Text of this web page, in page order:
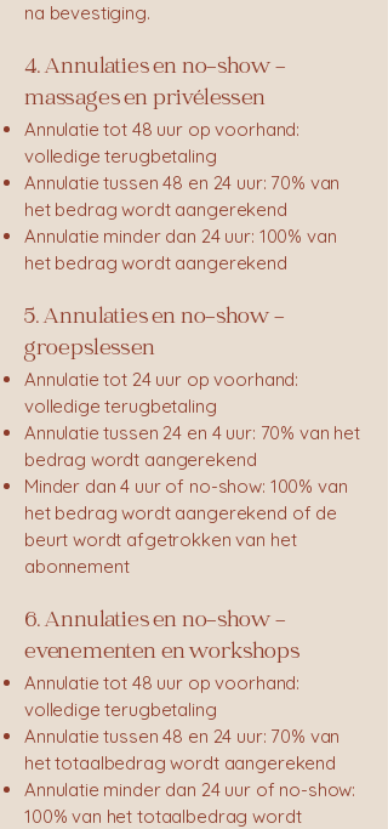
na bevestiging.
4. Annulaties en no-show –
massages en privélessen
Annulatie tot 48 uur op voorhand:
volledige terugbetaling
Annulatie tussen 48 en 24 uur: 70% van
het bedrag wordt aangerekend
Annulatie minder dan 24 uur: 100% van
het bedrag wordt aangerekend
5. Annulaties en no-show –
groepslessen
Annulatie tot 24 uur op voorhand:
volledige terugbetaling
Annulatie tussen 24 en 4 uur: 70% van het
bedrag wordt aangerekend
Minder dan 4 uur of no-show: 100% van
het bedrag wordt aangerekend of de
beurt wordt afgetrokken van het
abonnement
6. Annulaties en no-show –
evenementen en workshops
Annulatie tot 48 uur op voorhand:
volledige terugbetaling
Annulatie tussen 48 en 24 uur: 70% van
het totaalbedrag wordt aangerekend
Annulatie minder dan 24 uur of no-show:
100% van het totaalbedrag wordt